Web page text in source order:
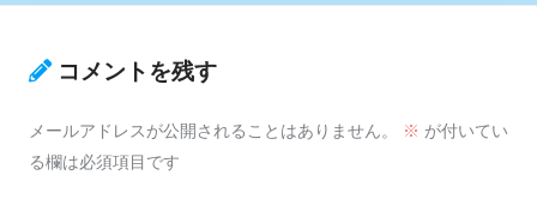
コメントを残す
メールアドレスが公開されることはありません。 ※ が付いてい
る欄は必須項目です